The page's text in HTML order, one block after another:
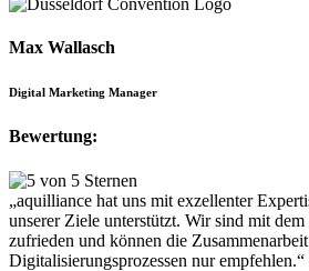
Max Wallasch
Digital Marketing Manager
Bewertung:
„aquilliance hat uns mit exzellenter
unserer Ziele unterstützt. Wir sind mit
zufrieden und können die
Digitalisierungsprozessen nur empfehlen.“